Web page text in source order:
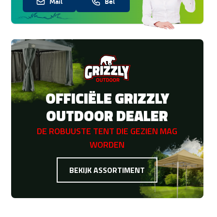
OFFICIËLE GRIZZLY
OUTDOOR DEALER
DE ROBUUSTE TENT DIE GEZIEN MAG
WORDEN
BEKIJK ASSORTIMENT